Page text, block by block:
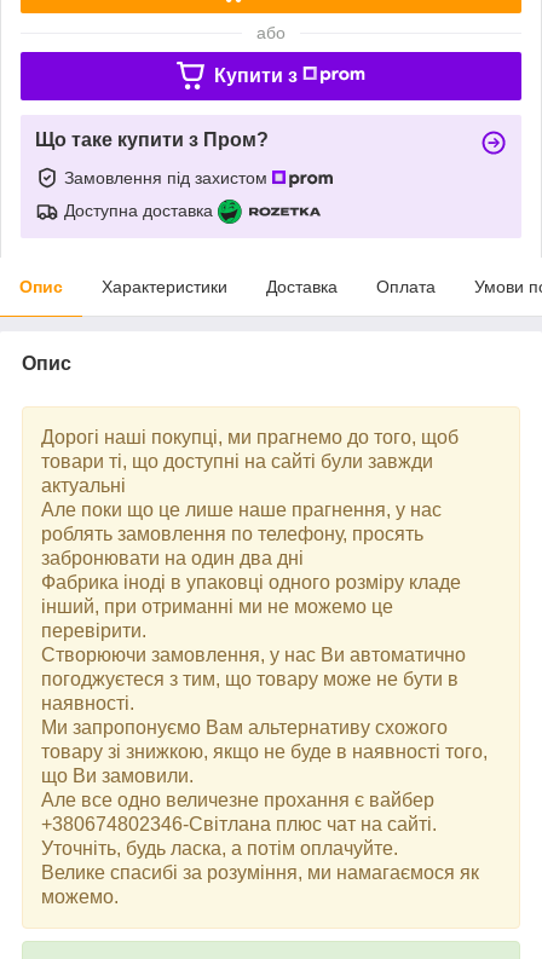
або
Купити з
Що таке купити з Пром?
Замовлення під захистом
Доступна доставка
Опис Характеристики Доставка Оплата Умови
Опис
Дорогі наші покупці, ми прагнемо до того, щоб
товари ті, що доступні на сайті були завжди
актуальні
Але поки що це лише наше прагнення, у нас
роблять замовлення по телефону, просять
забронювати на один два дні
Фабрика іноді в упаковці одного розміру кладе
інший, при отриманні ми не можемо це
перевірити.
Створюючи замовлення, у нас Ви автоматично
погоджуєтеся з тим, що товару може не бути в
наявності.
Ми запропонуємо Вам альтернативу схожого
товару зі знижкою, якщо не буде в наявності того,
що Ви замовили.
Але все одно величезне прохання є вайбер
+380674802346-Світлана плюс чат на сайті.
Уточніть, будь ласка, а потім оплачуйте.
Велике спасибі за розуміння, ми намагаємося як
можемо.